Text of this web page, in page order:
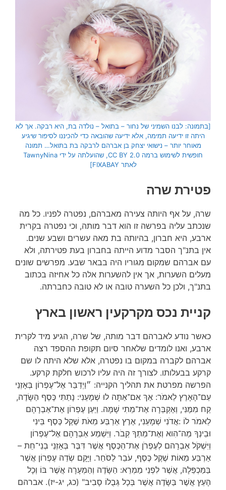
[בתמונה: לבנו השמיני של נחור – בתואל – נולדה בת, היא רבקה. אך לא
היתה זו ידיעה תמימה, אלא ידיעה שהובאה כדי להכיננו לסיפור שיגיע
מאוחר יותר – נישואי יצחק בן אברהם לרבקה בת בתואל… תמונה
חופשית לשימוש ברמה CC BY 2.0, שהועלתה על ידי TawnyNina
לאתר FIXABAY]
פטירת שרה
שרה, על אף היותה צעירה מאברהם, נפטרה לפניו. כל מה
שנכתב עליה בפרשה זו הוא דבר מותה, וכי נפטרה בקרית
ארבע, היא חברון, בהיותה בת מאה עשרים ושבע שנים.
אין בתנ"ך הסבר מדוע הייתה בחברון בעת פטירתה, ולא
עם אברהם שמקום מגוריו היה בבאר שבע. מפרשים שונים
מעלים השערות, אך אין להשערות אלה כל אחיזה בכתוב
בתנ"ך, ולכן כל השערה טובה או לא טובה כחברתה.
קניית נכס מקרקעין ראשון בארץ
כאשר נודע לאברהם דבר מותה, של שרה, הגיע מיד לקרית
ארבע, ואנו לומדים שלאחר סיום תקופת ההספד רצה
אברהם לקברה במקום בו נפטרה, אלא שלא היתה לו שם
קרקע בבעלותו. לצורך זה היה עליו לרכוש חלקת קרקע.
הפרשה מפרטת את תהליך הקנייה: ״וַיְדַבֵּר אֶל־עֶפְרוֹן בְּאָזְנֵי
עַם־הָאָרֶץ לֵאמֹר: אַךְ אִם־אַתָּה לוּ שְׁמָעֵנִי: נָתַתִּי כֶּסֶף הַשָּׂדֶה,
קַח מִמֶּנִּי, וְאֶקְבְּרָה אֶת־מֵתִי שָׁמָּה. וַיַּעַן עֶפְרוֹן אֶת־אַבְרָהָם
לֵאמֹר לוֹ :אֲדֹנִי שְׁמָעֵנִי, אֶרֶץ אַרְבַּע מֵאֹת שֶׁקֶל כֶּסֶף בֵּינִי
וּבֵינְךָ מַה־הִוא וְאֶת־מֵתְךָ קְבֹר. וַיִּשְׁמַע אַבְרָהָם אֶל־עֶפְרוֹן
וַיִּשְׁקֹל אַבְרָהם לְעֶפְרֹן אֶת־הַכֶּסֶף אֲשֶׁר דִּבֶּר בְּאָזְנֵי בְנֵי־חֵת –
אַרְבַּע מֵאוֹת שֶׁקֶל כֶּסֶף, עֹבֵר לַסֹּחֵר. וַיָּקָם שְׂדֵה עֶפְרוֹן אֲשֶׁר
בַּמַּכְפֵּלָה, אֲשֶׁר לִפְנֵי מַמְרֵא: הַשָּׂדֶה וְהַמְּעָרָה אֲשֶׁר בּוֹ וְכָל
הָעֵץ אֲשֶׁר בַּשָּׂדֶה אֲשֶׁר בְּכָל גְּבֻלוֹ סָבִיב" (כג, יג-יז). אברהם